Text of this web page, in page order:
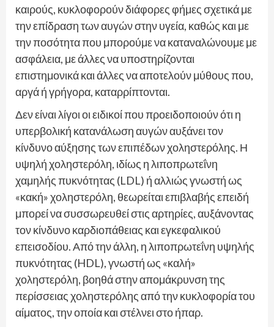
καιρούς, κυκλοφορούν διάφορες φήμες σχετικά με
την επίδραση των αυγών στην υγεία, καθώς και με
την ποσότητα που μπορούμε να καταναλώνουμε με
ασφάλεια, με άλλες να υποστηρίζονται
επιστημονικά και άλλες να αποτελούν μύθους που,
αργά ή γρήγορα, καταρρίπτονται.
Δεν είναι λίγοι οι ειδικοί που προειδοποιούν ότι η
υπερβολική κατανάλωση αυγών αυξάνει τον
κίνδυνο αύξησης των επιπέδων χοληστερόλης. Η
υψηλή χοληστερόλη, ιδίως η λιποπρωτεΐνη
χαμηλής πυκνότητας (LDL) ή αλλιώς γνωστή ως
«κακή» χοληστερόλη, θεωρείται επιβλαβής επειδή
μπορεί να συσσωρευθεί στις αρτηρίες, αυξάνοντας
τον κίνδυνο καρδιοπάθειας και εγκεφαλικού
επεισοδίου. Από την άλλη, η λιποπρωτεΐνη υψηλής
πυκνότητας (HDL), γνωστή ως «καλή»
χοληστερόλη, βοηθά στην απομάκρυνση της
περίσσειας χοληστερόλης από την κυκλοφορία του
αίματος, την οποία και στέλνει στο ήπαρ.